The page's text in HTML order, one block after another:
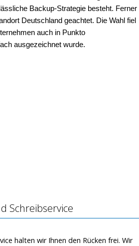
Backup-Strategie besteht. Ferner
Deutschland geachtet. Die Wahl fiel
auch in Punkto
ausgezeichnet wurde.
Schreibservice
halten wir Ihnen den Rücken frei. Wir